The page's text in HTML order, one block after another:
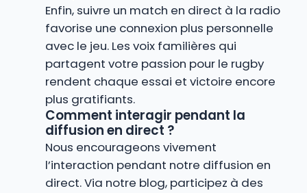
Enfin, suivre un match en direct à la radio
favorise une connexion plus personnelle
avec le jeu. Les voix familières qui
partagent votre passion pour le rugby
rendent chaque essai et victoire encore
plus gratifiants.
Comment interagir pendant la
diffusion en direct ?
Nous encourageons vivement
l’interaction pendant notre diffusion en
direct. Via notre blog, participez à des